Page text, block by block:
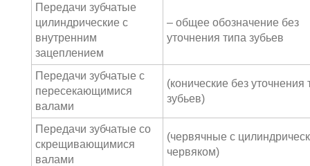
Передачи зубчатые
цилиндрические с
внутренним
зацеплением
– общее обозначение без
уточнения типа зубьев
Передачи зубчатые с
пересекающимися
валами
(конические без уточнения
зубьев)
Передачи зубчатые со
скрещивающимися
валами
(червячные с
червяком)